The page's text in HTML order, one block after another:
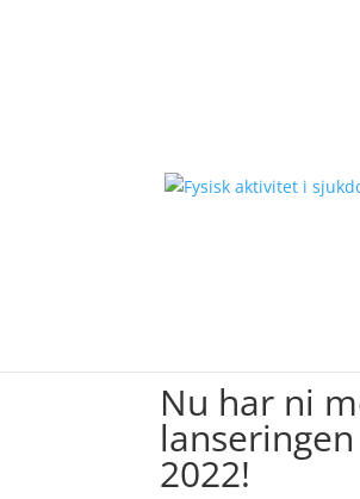
Nu har ni
Nu har ni
lanseringen
2022!